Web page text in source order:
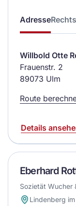
Adresse
Willbold Otte
Frauenstr. 2
89073 Ulm
Route
Details
Eberhard
Sozietät Wucher
Lindenberg